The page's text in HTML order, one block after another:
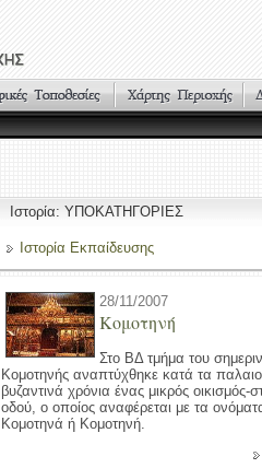
Ιστορία: ΥΠΟΚΑΤΗΓΟΡΙΕΣ
Ιστορία Εκπαίδευσης
28/11/2007
Κομοτηνή
Στο BΔ τμήμα του
Kομοτηνής αναπτύχθηκε κατά τα
βυζαντινά χρόνια ένας μικρός οικισμός-
οδού, ο οποίος αναφέρεται με τα
Kομοτηνά ή Kομοτηνή.